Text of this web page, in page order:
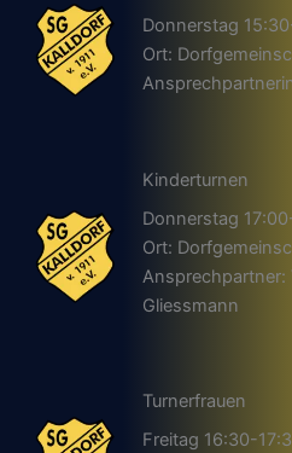
Donnerstag
Ort:
Kinderturnen
Donnerstag
Ort:
Ansprechpartner:
Gliessmann
Turnerfrauen
Freitag 16:30-